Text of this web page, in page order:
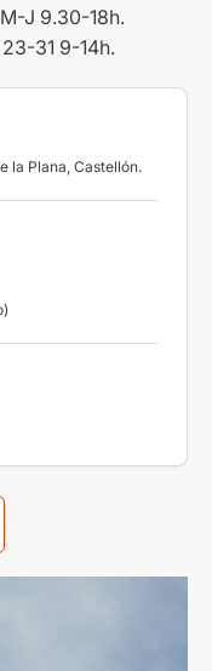
J 9.30-18h.
31 9-14h.
la Plana, Castellón.